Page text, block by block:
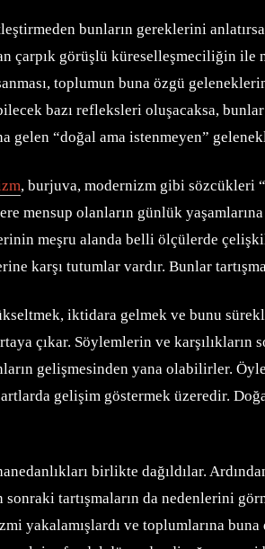
bunların gereklerini
çarpık görüşlü küreselleşmeciliğin
toplumun buna özgü
bazı refleksleri oluşacaksa,
“doğal ama istenmeyen”
, burjuva, modernizm gibi sözcükleri
mensup olanların günlük
meşru alanda belli ölçülerde
karşı tutumlar vardır. Bunlar
iktidara gelmek ve bunu
çıkar. Söylemlerin ve
gelişmesinden yana olabilirler.
gelişim göstermek üzeredir.
birlikte dağıldılar.
tartışmaların da nedenlerini
yakalamışlardı ve toplumlarına